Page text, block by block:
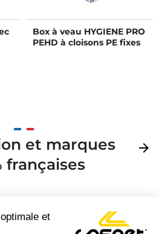
et
Box à veau HYGIENE PRO
PEHD à cloisons PE fixes
et marques
françaises
arrow_forward